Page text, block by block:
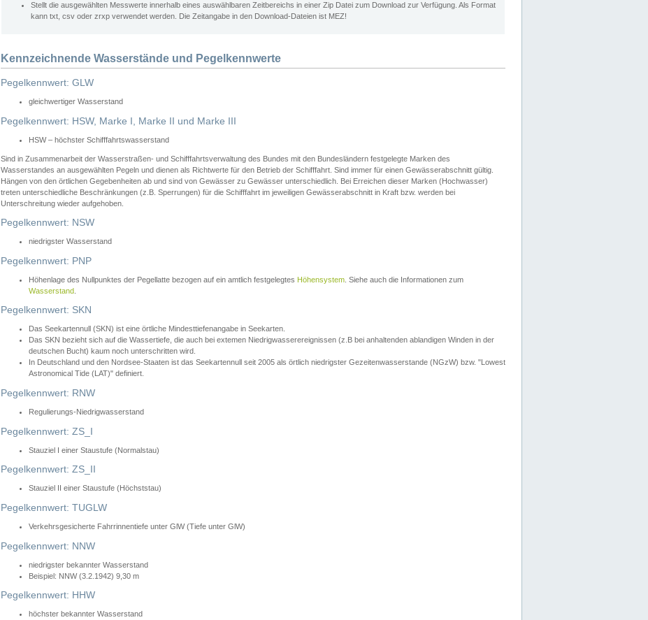
Stellt die ausgewählten Messwerte innerhalb eines auswählbaren Zeitbereichs in einer Zip Datei zum Download zur Verfügung. Als Format
kann txt, csv oder zrxp verwendet werden. Die Zeitangabe in den Download-Dateien ist MEZ!
Kennzeichnende Wasserstände und Pegelkennwerte
Pegelkennwert: GLW
gleichwertiger Wasserstand
Pegelkennwert: HSW, Marke I, Marke II und Marke III
HSW – höchster Schifffahrtswasserstand
Sind in Zusammenarbeit der Wasserstraßen- und Schifffahrtsverwaltung des Bundes mit den Bundesländern festgelegte Marken des
Wasserstandes an ausgewählten Pegeln und dienen als Richtwerte für den Betrieb der Schifffahrt. Sind immer für einen Gewässerabschnitt gültig.
Hängen von den örtlichen Gegebenheiten ab und sind von Gewässer zu Gewässer unterschiedlich. Bei Erreichen dieser Marken (Hochwasser)
treten unterschiedliche Beschränkungen (z.B. Sperrungen) für die Schifffahrt im jeweiligen Gewässerabschnitt in Kraft bzw. werden bei
Unterschreitung wieder aufgehoben.
Pegelkennwert: NSW
niedrigster Wasserstand
Pegelkennwert: PNP
Höhenlage des Nullpunktes der Pegellatte bezogen auf ein amtlich festgelegtes Höhensystem . Siehe auch die Informationen zum
Wasserstand
Pegelkennwert: SKN
Das Seekartennull (SKN) ist eine örtliche Mindesttiefenangabe in Seekarten.
Das SKN bezieht sich auf die Wassertiefe, die auch bei extemen Niedrigwasserereignissen (z.B bei anhaltenden ablandigen Winden in der
deutschen Bucht) kaum noch unterschritten wird.
In Deutschland und den Nordsee-Staaten ist das Seekartennull seit 2005 als örtlich niedrigster Gezeitenwasserstande (NGzW) bzw. "Lowest
Astronomical Tide (LAT)" definiert.
Pegelkennwert: RNW
Regulierungs-Niedrigwasserstand
Pegelkennwert: ZS_I
Stauziel I einer Staustufe (Normalstau)
Pegelkennwert: ZS_II
Stauziel II einer Staustufe (Höchststau)
Pegelkennwert: TUGLW
Verkehrsgesicherte Fahrrinnentiefe unter GlW (Tiefe unter GlW)
Pegelkennwert: NNW
niedrigster bekannter Wasserstand
Beispiel: NNW (3.2.1942) 9,30 m
Pegelkennwert: HHW
höchster bekannter Wasserstand